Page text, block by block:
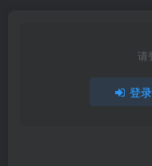
请
登录